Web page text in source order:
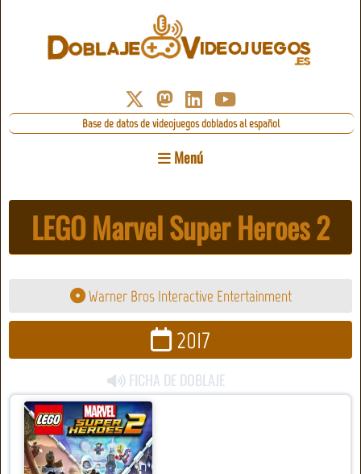
Base de datos de videojuegos doblados al español
Menú
LEGO Marvel Super Heroes 2
Warner Bros Interactive Entertainment
2017
FICHA DE DOBLAJE